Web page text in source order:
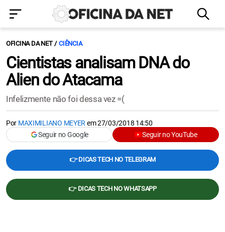
OFICINA DA NET CIÊNCIA
Cientistas analisam DNA do
Alien do Atacama
Infelizmente não foi dessa vez =(
Por MAXIMILIANO MEYER em27/03/2018 14:50
Seguir no Google
Seguir no YouTube
👉 DICAS TECH NO TELEGRAM
👉 DICAS TECH NO WHATSAPP